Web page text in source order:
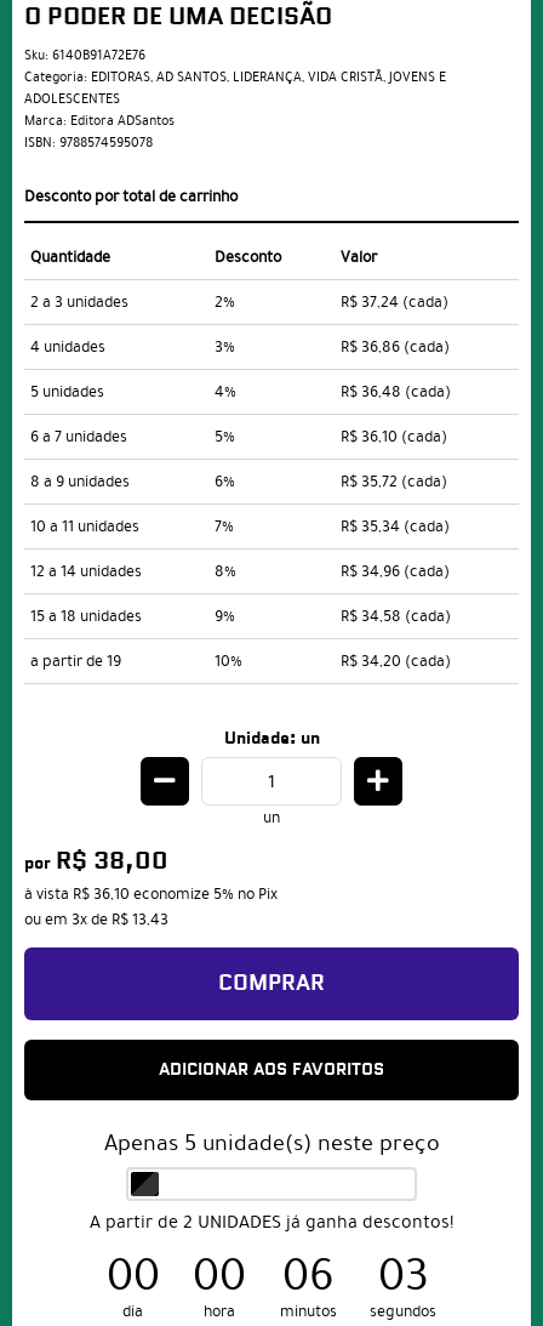
O PODER DE UMA DECISÃO
Sku: 6140B91A72E76
Categoria: EDITORAS,AD SANTOS, LIDERANÇA,VIDA CRISTÃ,JOVENS E
ADOLESCENTES
Marca: Editora ADSantos
ISBN: 9788574595078
Desconto por total de carrinho
Quantidade Desconto
Valor
2 a 3 unidades
2% R$ 37,24 (cada)
4 unidades
3% R$ 36,86 (cada)
5 unidades
4% R$ 36,48 (cada)
6 a 7 unidades
5% R$ 36,10 (cada)
8 a 9 unidades
6% R$ 35,72 (cada)
10 a 11 unidades
7% R$ 35,34 (cada)
12 a 14 unidades
8% R$ 34,96 (cada)
15 a 18 unidades
9% R$ 34,58 (cada)
a partir de 19
10% R$ 34,20 (cada)
Unidade: un
un
por R$ 38,00
à vista R$ 36,10 economize 5% no Pix
ou em 3xde R$ 13,43
COMPRAR
ADICIONAR AOS FAVORITOS
Apenas 5 unidade(s) neste preço
A partir de 2 UNIDADES já ganha descontos!
00
dia
00
hora
06
minutos
03
segundos